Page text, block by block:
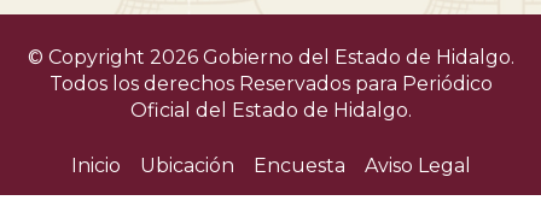
© Copyright 2026 Gobierno del Estado de Hidalgo.
Todos los derechos Reservados para Periódico
Oficial del Estado de Hidalgo.
Inicio Ubicación Encuesta Aviso Legal